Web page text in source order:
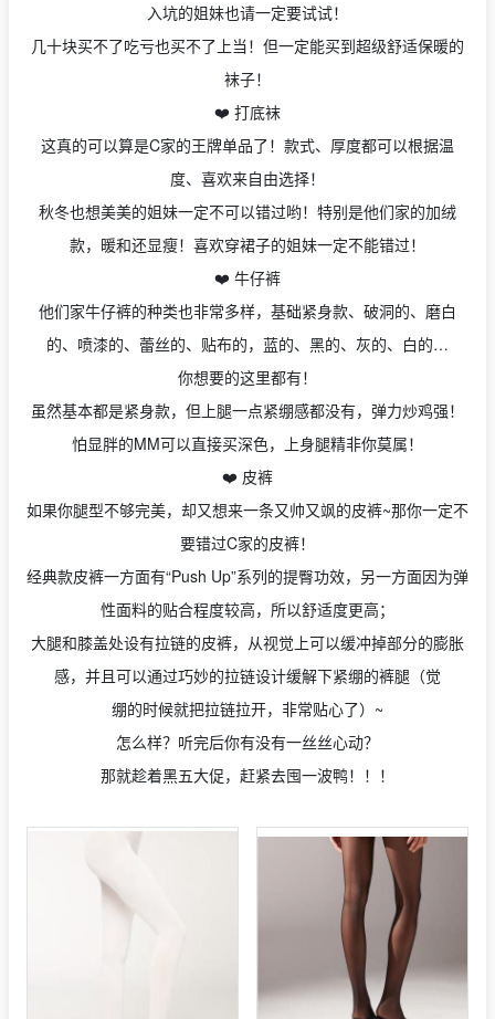
入坑的姐妹也请一定要试试！
几十块买不了吃亏也买不了上当！但一定能买到超级舒适保暖的
袜子！
❤️ 打底袜
这真的可以算是C家的王牌单品了！款式、厚度都可以根据温
度、喜欢来自由选择！
秋冬也想美美的姐妹一定不可以错过哟！特别是他们家的加绒
款，暖和还显瘦！喜欢穿裙子的姐妹一定不能错过！
❤️ 牛仔裤
他们家牛仔裤的种类也非常多样，基础紧身款、破洞的、磨白
的、喷漆的、蕾丝的、贴布的，蓝的、黑的、灰的、白的…
你想要的这里都有！
虽然基本都是紧身款，但上腿一点紧绷感都没有，弹力炒鸡强！
怕显胖的MM可以直接买深色，上身腿精非你莫属！
❤️ 皮裤
如果你腿型不够完美，却又想来一条又帅又飒的皮裤~那你一定不
要错过C家的皮裤！
经典款皮裤一方面有“Push Up”系列的提臀功效，另一方面因为弹
性面料的贴合程度较高，所以舒适度更高；
大腿和膝盖处设有拉链的皮裤，从视觉上可以缓冲掉部分的膨胀
感，并且可以通过巧妙的拉链设计缓解下紧绷的裤腿（觉
绷的时候就把拉链拉开，非常贴心了）~
怎么样？听完后你有没有一丝丝心动？
那就趁着黑五大促，赶紧去囤一波鸭！！！